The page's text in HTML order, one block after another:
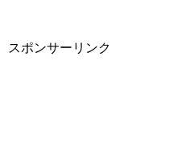
スポンサーリンク